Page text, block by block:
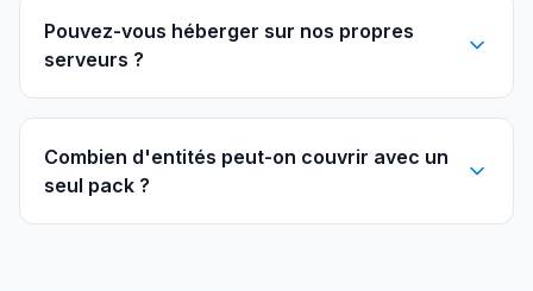
Pouvez-vous héberger sur nos propres
serveurs ?
Combien d'entités peut-on couvrir avec un
seul pack ?